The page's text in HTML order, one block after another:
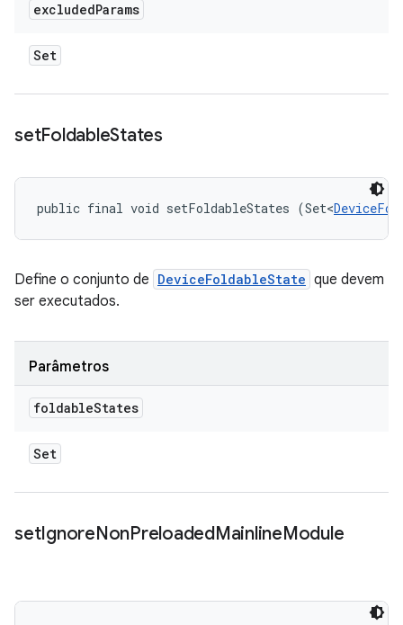
excludedParams
Set
setFoldableStates
public final void setFoldableStates (Set<
Define o conjunto de DeviceFoldableState que devem
ser executados.
Parâmetros
foldableStates
Set
setIgnoreNonPreloadedMainlineModule